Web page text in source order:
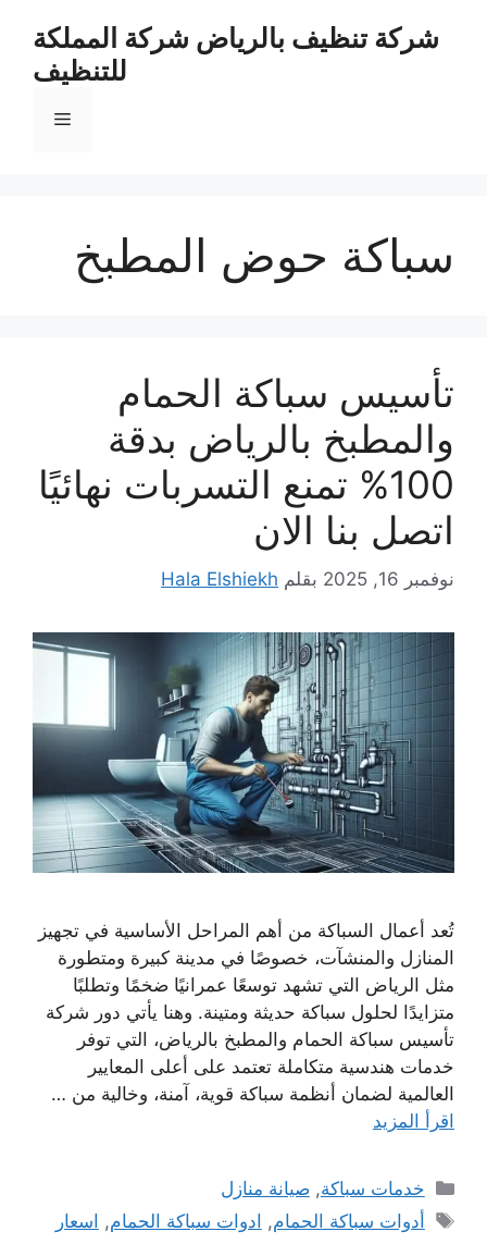
شركة تنظيف بالرياض شركة المملكة
للتنظيف
القائمة
سباكة حوض المطبخ
تأسيس سباكة الحمام
والمطبخ بالرياض بدقة
100% تمنع التسربات نهائيًا
اتصل بنا الان
نوفمبر 16, 2025 بقلم Hala Elshiekh
تُعد أعمال السباكة من أهم المراحل الأساسية في تجهيز
المنازل والمنشآت، خصوصًا في مدينة كبيرة ومتطورة
مثل الرياض التي تشهد توسعًا عمرانيًا ضخمًا وتطلبًا
متزايدًا لحلول سباكة حديثة ومتينة. وهنا يأتي دور شركة
تأسيس سباكة الحمام والمطبخ بالرياض، التي توفر
خدمات هندسية متكاملة تعتمد على أعلى المعايير
العالمية لضمان أنظمة سباكة قوية، آمنة، وخالية من …
اقرأ المزيد
التصنيفات
خدمات سباكة,صيانة منازل
الوسوم
أدوات سباكة الحمام, ادوات سباكة الحمام, اسعار